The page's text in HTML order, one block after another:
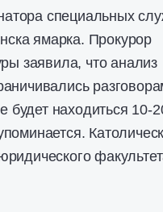
специальных
ямарка. Прокурор
заявила, что анализ
будет находиться 10-